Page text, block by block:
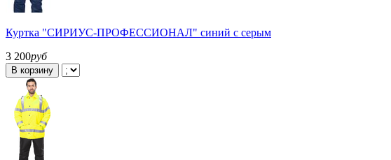
Куртка "СИРИУС-ПРОФЕССИОНАЛ" синий с серым
3 200руб
В корзину